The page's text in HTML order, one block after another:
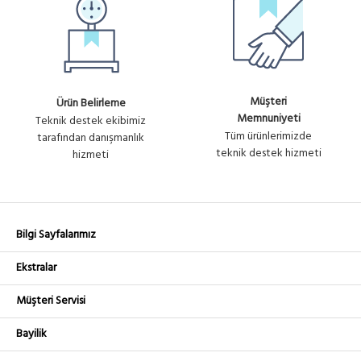
Ürün Belirleme
Teknik destek ekibimiz
tarafından danışmanlık
hizmeti
Müşteri
Memnuniyeti
Tüm ürünlerimizde
teknik destek hizmeti
Bilgi Sayfalarımız
Ekstralar
Müşteri Servisi
Bayilik